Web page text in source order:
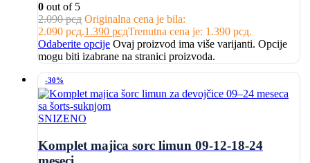
0 out of 5
2.090рсд Originalna cena je bila:
2.090 рсд.1.390 рсдTrenutna cena je: 1.390 рсд.
Odaberite opcije Ovaj proizvod ima više varijanti. Opcije
mogu biti izabrane na stranici proizvoda.
-30%
SNIZENO
Komplet majica sorc limun 09-12-18-24